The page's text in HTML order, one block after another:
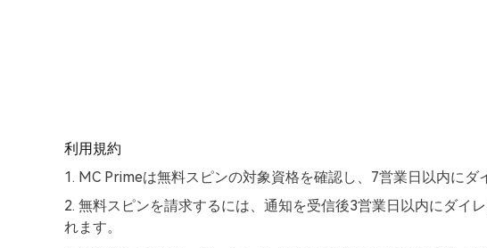
利用規約
1. MC Primeは無料スピンの対象資格を確認し、7営業日以内にダ
2. 無料スピンを請求するには、通知を受信後3営業日以内にダイ
れます。